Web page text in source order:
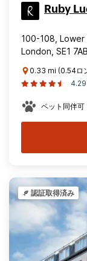
Ruby
100-108, Lower
London, SE1
0.33 mi (0.54ロ
4.29
ペット同伴可
認証取得済み